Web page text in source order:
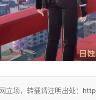
立场，转载请注明出处：